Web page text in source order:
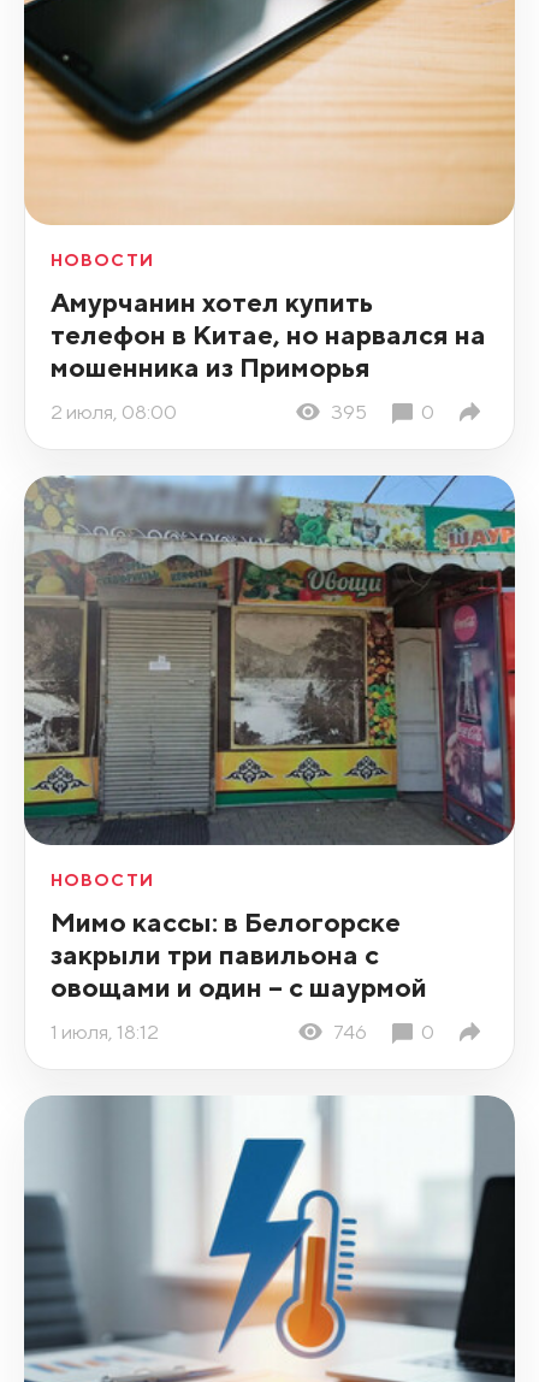
НОВОСТИ
Амурчанин хотел купить
телефон в Китае, но нарвался на
мошенника из Приморья
2 июля, 08:00 395 0
НОВОСТИ
Мимо кассы: в Белогорске
закрыли три павильона с
овощами и один – с шаурмой
1 июля, 18:12 746 0